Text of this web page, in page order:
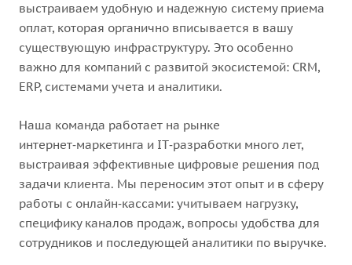
выстраиваем удобную и надежную систему приема
оплат, которая органично вписывается в вашу
существующую инфраструктуру. Это особенно
важно для компаний с развитой экосистемой: CRM,
ERP, системами учета и аналитики.
Наша команда работает на рынке
интернет‑маркетинга и IT‑разработки много лет,
выстраивая эффективные цифровые решения под
задачи клиента. Мы переносим этот опыт и в сферу
работы с онлайн‑кассами: учитываем нагрузку,
специфику каналов продаж, вопросы удобства для
сотрудников и последующей аналитики по выручке.